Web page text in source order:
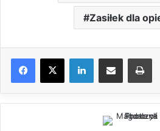
Zasiłek dla